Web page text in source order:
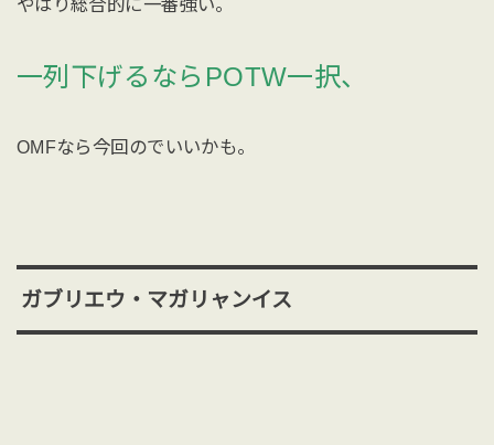
やはり総合的に一番強い。
一列下げるならPOTW一択、
OMFなら今回のでいいかも。
ガブリエウ・マガリャンイス